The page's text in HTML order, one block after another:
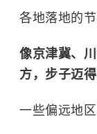
各地落地的
像京津冀、
方，步子迈得
一些偏远地